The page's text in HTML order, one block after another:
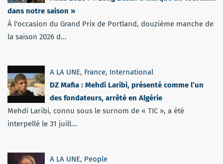
dans notre saison »
À l'occasion du Grand Prix de Portland, douzième manche de
la saison 2026 d...
A LA UNE, France, International
DZ Mafia : Mehdi Laribi, présenté comme l’un
des fondateurs, arrêté en Algérie
Mehdi Laribi, connu sous le surnom de « TIC », a été
interpellé le 31 juill...
A LA UNE, People